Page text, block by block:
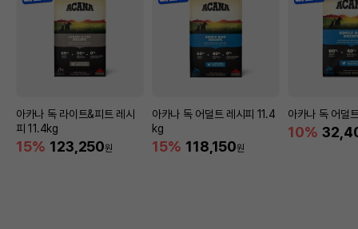
아카나 독 라이트&피트 레시
피 11.4kg
15% 123,250원
아카나 독 어덜트 레시피 11.4
kg
15% 118,150원
아카나 독 어덜
10%